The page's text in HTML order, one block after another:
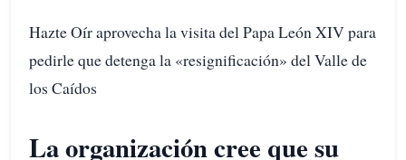
Hazte Oír aprovecha la visita del Papa León XIV para
pedirle que detenga la «resignificación» del Valle de
los Caídos
La organización cree que su